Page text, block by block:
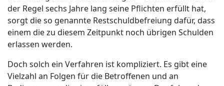
der Regel sechs Jahre lang seine Pflichten erfüllt hat,
sorgt die so genannte Restschuldbefreiung dafür, dass
einem die zu diesem Zeitpunkt noch übrigen Schulden
erlassen werden.
Doch solch ein Verfahren ist kompliziert. Es gibt eine
Vielzahl an Folgen für die Betroffenen und an